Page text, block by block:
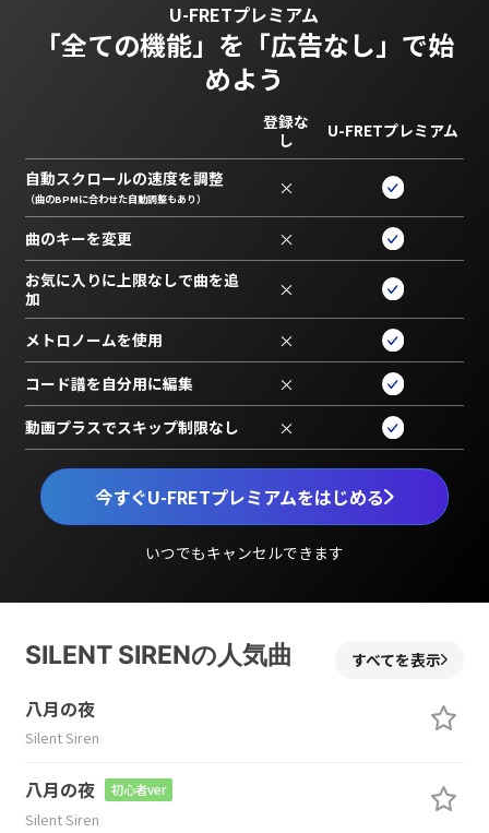
U-FRETプレミアム
「全ての機能」を 「広告なし」で始
めよう
今すぐU-FRETプレミアムをはじめる
いつでもキャンセルできます
登録な
し
U-FRETプレミアム
自動スクロールの速度を調整
（曲のBPMに合わせた自動調整もあり） ×
曲のキーを変更 ×
お気に入りに上限なしで曲を追
加
×
メトロノームを使用 ×
コード譜を自分用に編集 ×
動画プラスでスキップ制限なし ×
SILENT SIRENの人気曲 すべてを表示
八月の夜
Silent Siren
八月の夜 初心者ver
Silent Siren